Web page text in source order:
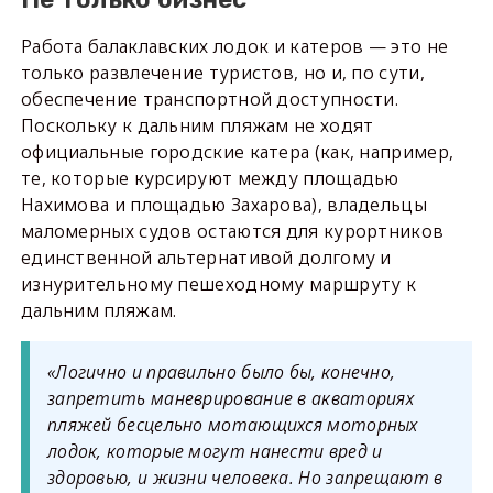
Работа балаклавских лодок и катеров — это не
только развлечение туристов, но и, по сути,
обеспечение транспортной доступности.
Поскольку к дальним пляжам не ходят
официальные городские катера (как, например,
те, которые курсируют между площадью
Нахимова и площадью Захарова), владельцы
маломерных судов остаются для курортников
единственной альтернативой долгому и
изнурительному пешеходному маршруту к
дальним пляжам.
«Логично и правильно было бы, конечно,
запретить маневрирование в акваториях
пляжей бесцельно мотающихся моторных
лодок, которые могут нанести вред и
здоровью, и жизни человека. Но запрещают в